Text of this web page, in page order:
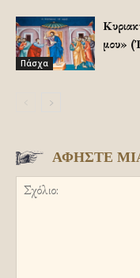
Πάσχα
μου»
ΑΦΗΣΤΕ